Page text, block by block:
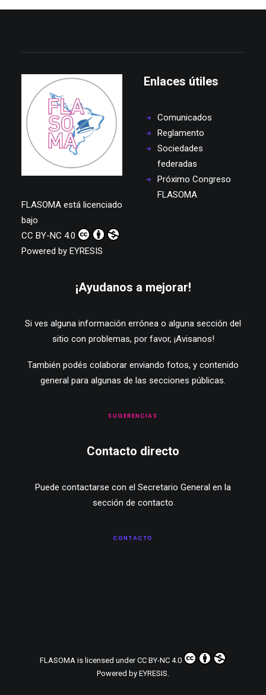
FLASOMA está licenciado
bajo
CC BY-NC 4.0
Powered by EYRESIS
Enlaces útiles
Comunicados
Reglamento
Sociedades
federadas
Próximo Congreso
FLASOMA
¡Ayudanos a mejorar!
Si ves alguna información errónea o alguna sección del
sitio con problemas, por favor, ¡Avisanos!
También podés colaborar enviando fotos, y contenido
general para algunas de las secciones públicas.
SUGERENCIAS
Contacto directo
Puede contactarse con el Secretario General en la
sección de contacto
CONTACTO
FLASOMA is licensed underCC BY-NC 4.0
Powered by EYRESIS.